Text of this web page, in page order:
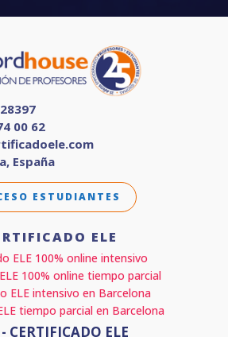
00 62
España
ESTUDIANTES
ELE
ELE 100% online intensivo
100% online tiempo parcial
ELE intensivo en Barcelona
tiempo parcial en Barcelona
- CERTIFICADO ELE